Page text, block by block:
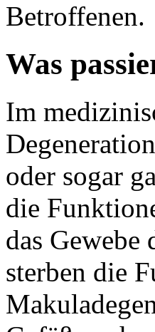
Betroffenen.
Was
Im
oder sogar
die
das
sterben die